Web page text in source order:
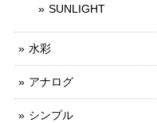
SUNLIGHT
水彩
アナログ
シンプル